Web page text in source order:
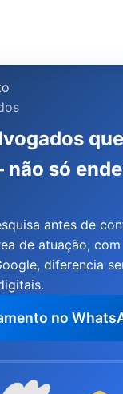
só
antes de
de atuação,
diferencia
no